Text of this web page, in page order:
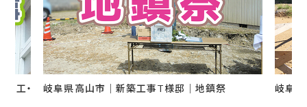
岐阜県高山市｜新築工事H様邸｜基礎工事